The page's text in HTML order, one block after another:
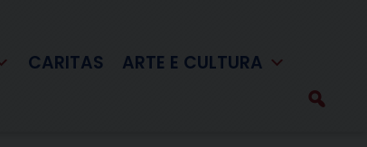
CARITAS
ARTE E CULTURA